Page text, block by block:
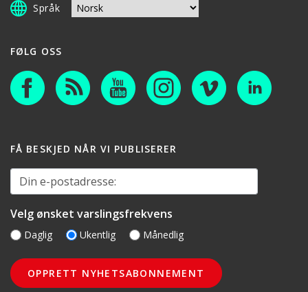
Språk
FØLG OSS
FÅ BESKJED NÅR VI PUBLISERER
Din e-postadresse:
Velg ønsket varslingsfrekvens
Daglig Ukentlig Månedlig